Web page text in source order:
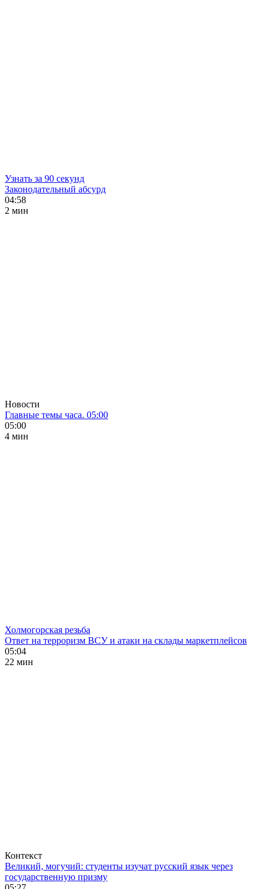
Узнать за 90 секунд
Законодательный абсурд
04:58
2 мин
Новости
Главные темы часа. 05:00
05:00
4 мин
Холмогорская резьба
Ответ на терроризм ВСУ и атаки на склады маркетплейсов
05:04
22 мин
Контекст
Великий, могучий: студенты изучат русский язык через
государственную призму